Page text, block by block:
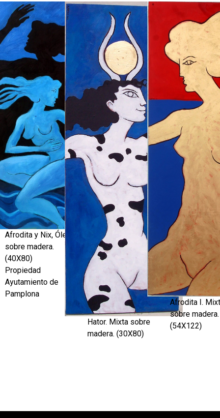
Afrodita y Nix, Óleo
sobre madera.
(40X80)
Propiedad
Ayutamiento de
Pamplona
Hator. Mixta sobre
madera. (30X80)
Afrodita I.
sobre madera.
(54X122)